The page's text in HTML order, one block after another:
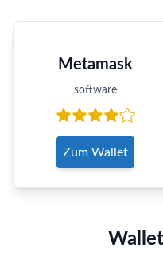
Metamask
software
Zum Wallet